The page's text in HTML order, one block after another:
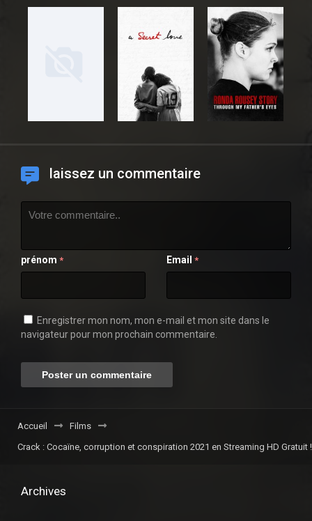
laissez un commentaire
prénom * Email *
Enregistrer mon nom, mon e-mail et mon site dans le
navigateur pour mon prochain commentaire.
Accueil
Films
Crack : Cocaïne, corruption et conspiration 2021 en Streaming HD Gratuit !
Archives